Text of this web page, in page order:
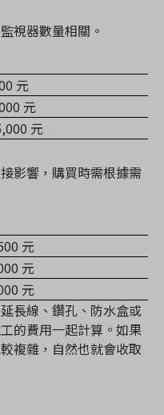
視器數量相關。
元
元
元
影響，購買時需根據需
元
元
元
長線、鑽孔、防水盒或
的費用一起計算。如果
複雜，自然也就會收取